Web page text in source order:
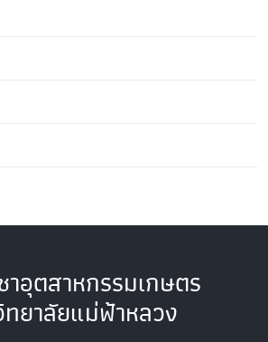
าอุตสาหกรรมเกษตร
ทยาลัยแม่ฟ้าหลวง